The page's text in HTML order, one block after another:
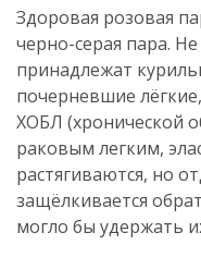
Здоровая розовая
черно-серая пара.
принадлежат
почерневшие
ХОБЛ (хронической
раковым легким,
растягиваются, но
защёлкивается
могло бы удержать